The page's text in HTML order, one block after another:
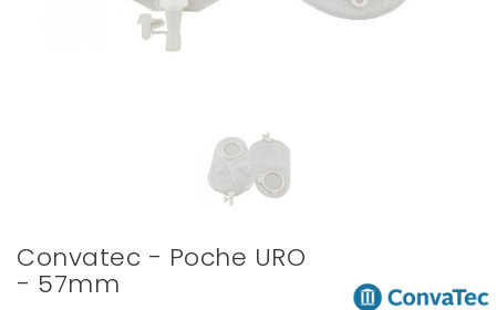
Convatec - Poche URO
- 57mm